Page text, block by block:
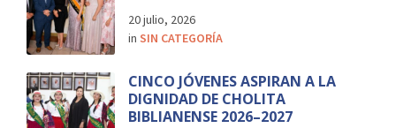
20 julio, 2026
in SIN CATEGORÍA
CINCO JÓVENES ASPIRAN A LA
DIGNIDAD DE CHOLITA
BIBLIANENSE 2026–2027